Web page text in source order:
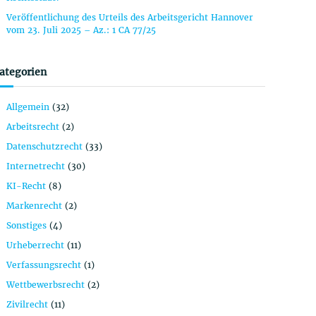
Veröffentlichung des Urteils des Arbeitsgericht Hannover
vom 23. Juli 2025 – Az.: 1 CA 77/25
Allgemein (32)
Arbeitsrecht (2)
Datenschutzrecht (33)
Internetrecht (30)
KI-Recht (8)
Markenrecht (2)
Sonstiges (4)
Urheberrecht (11)
Verfassungsrecht (1)
Wettbewerbsrecht (2)
Zivilrecht (11)